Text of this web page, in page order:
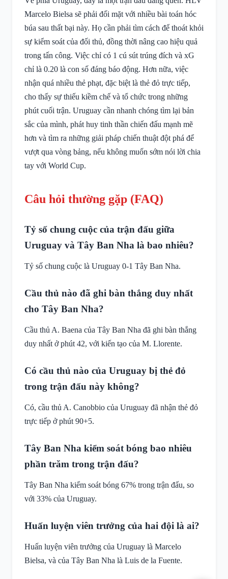
Marcelo Bielsa sẽ phải đối mặt với nhiều bài toán hóc
búa sau thất bại này. Họ cần phải tìm cách để thoát khỏi
sự kiểm soát của đối thủ, đồng thời nâng cao hiệu quả
trong tấn công. Việc chỉ có 1 cú sút trúng đích và xG
chỉ là 0.20 là con số đáng báo động. Hơn nữa, việc
nhận quá nhiều thẻ phạt, đặc biệt là thẻ đỏ trực tiếp,
cho thấy sự thiếu kiềm chế và tổ chức trong những
phút cuối trận. Uruguay cần nhanh chóng tìm lại bản
sắc của mình, phát huy tinh thần chiến đấu mạnh mẽ
hơn và tìm ra những giải pháp chiến thuật đột phá để
vượt qua vòng bảng, nếu không muốn sớm nói lời chia
tay với World Cup.
Câu hỏi thường gặp (FAQ)
Tỷ số chung cuộc của trận đấu giữa
Uruguay và Tây Ban Nha là bao nhiêu?
Tỷ số chung cuộc là Uruguay 0-1 Tây Ban Nha.
Cầu thủ nào đã ghi bàn thắng duy nhất
cho Tây Ban Nha?
Cầu thủ A. Baena của Tây Ban Nha đã ghi bàn thắng
duy nhất ở phút 42, với kiến tạo của M. Llorente.
Có cầu thủ nào của Uruguay bị thẻ đỏ
trong trận đấu này không?
Có, cầu thủ A. Canobbio của Uruguay đã nhận thẻ đỏ
trực tiếp ở phút 90+5.
Tây Ban Nha kiểm soát bóng bao nhiêu
phần trăm trong trận đấu?
Tây Ban Nha kiểm soát bóng 67% trong trận đấu, so
với 33% của Uruguay.
Huấn luyện viên trưởng của hai đội là ai?
Huấn luyện viên trưởng của Uruguay là Marcelo
Bielsa, và của Tây Ban Nha là Luis de la Fuente.